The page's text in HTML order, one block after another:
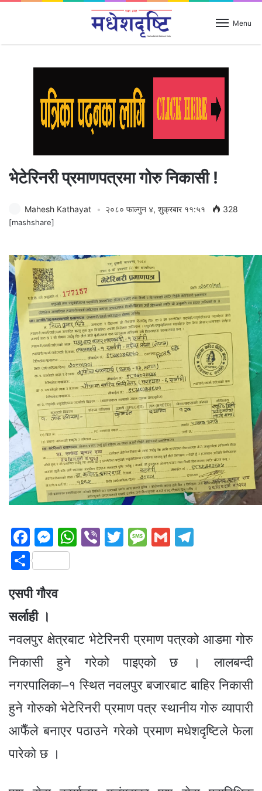
Menu
भेटेरिनरी प्रमाणपत्रमा गोरु निकासी !
Mahesh Kathayat २०८० फाल्गुन ४, शुक्रबार ११:५१ 328
[mashshare]
F
a
c
e
b
o
o
k
M
e
ss
e
g
er
W
p
p
Vi
T
M
e
G
m
S
ar
e
एसपी गौरव
सर्लाही ।
नवलपुर क्षेत्रबाट भेटेरिनरी प्रमाण पत्रको आडमा गोरु
निकासी हुने गरेको पाइएको छ । लालबन्दी
नगरपालिका–१ स्थित नवलपुर बजारबाट बाहिर निकासी
हुने गोरुको भेटेरिनरी प्रमाण पत्र स्थानीय गोरु व्यापारी
आफैँले बनाएर पठाउने गरेको प्रमाण मधेशदृष्टिले फेला
पारेको छ ।